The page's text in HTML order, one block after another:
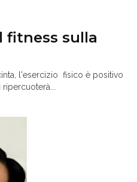
fitness sulla
l'esercizio fisico è positivo